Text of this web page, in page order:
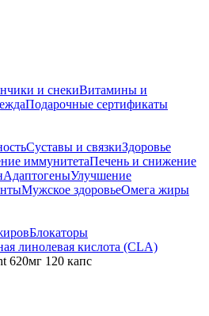
и снекиВитамины и
Подарочные сертификаты
Суставы и связкиЗдоровье
иммунитетаПечень и снижение
АдаптогеныУлучшение
Мужское здоровьеОмега жиры
Блокаторы
линолевая кислота (CLA)
620мг 120 капс